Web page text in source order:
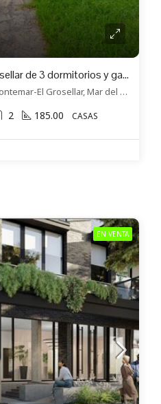
Chalet en venta en El Grosellar de 3 dormitorios y garage doble
Maríe Curie 5900, Parque Montemar-El Grosellar, Mar del Plata
2 185.00 CASAS
EN VENTA